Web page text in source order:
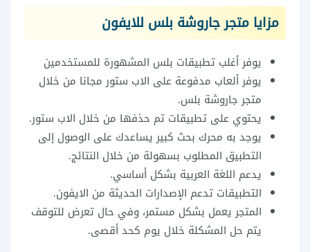
مزايا متجر جاروشة بلس للايفون
يوفر أغلب تطبيقات بلس المشهورة للمستخدمين
يوفر ألعاب مدفوعة على الاب ستور مجانا من خلال
متجر جاروشة بلس.
يحتوي على تطبيقات تم حذفها من خلال الاب ستور.
يوجد به محرك بحث كبير يساعدك على الوصول إلى
التطبيق المطلوب بسهولة من خلال النتائج.
يدعم اللغة العربية بشكل أساسي.
التطبيقات تدعم الإصدارات الحديثة من الايفون.
المتجر يعمل بشكل مستمر، وفي حال تعرض للتوقف
يتم حل المشكلة خلال يوم كحد أقصى.